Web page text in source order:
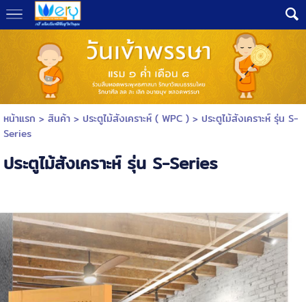
หน้าแรก > สินค้า > ประตูไม้สังเคราะห์ ( WPC )> ประตูไม้สังเคราะห์ รุ่น S-
Series
ประตูไม้สังเคราะห์ รุ่น S-Series